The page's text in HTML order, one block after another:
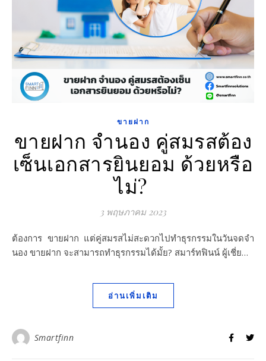
ขายฝาก
ขายฝาก จำนอง คู่สมรสต้อง
เซ็นเอกสารยินยอม ด้วยหรือ
ไม่?
3 พฤษภาคม 2023
ต้องการ ขายฝาก แต่คู่สมรสไม่สะดวกไปทำธุรกรรมในวันจดจำ
นอง ขายฝาก จะสามารถทำธุรกรรมได้มั้ย? สมาร์ทฟินน์ ผู้เชี่ย…
อ่านเพิ่มเติม
Smartfinn